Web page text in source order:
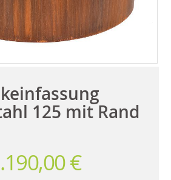
125 mit Rand
€